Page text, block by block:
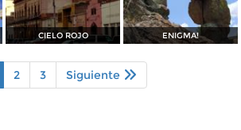
CIELO ROJO ENIGMA!
2 3 Siguiente